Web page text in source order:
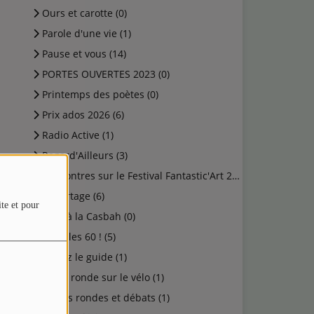
et pour
Ours et carotte (0)
Parole d'une vie (1)
Pause et vous (14)
PORTES OUVERTES 2023 (0)
Printemps des poètes (0)
Prix ados 2026 (6)
Radio Active (1)
Regard'Ailleurs (3)
Rencontres sur le Festival Fantastic'Art 2023 (0)
Reportage (6)
Rock à la Casbah (0)
Salut les 60 ! (5)
Suivez le guide (1)
Table ronde sur le vélo (1)
Tables rondes et débats (1)